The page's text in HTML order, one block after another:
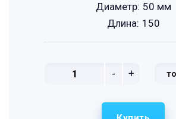
- +
Диаметр: 50 мм
Длина: 150